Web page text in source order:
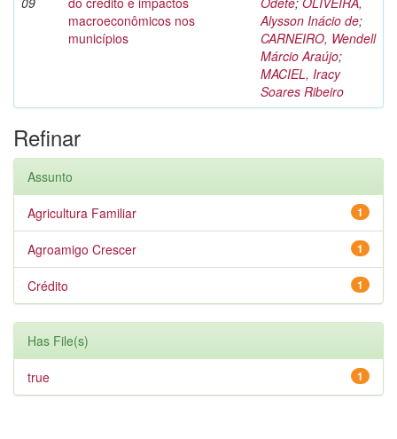
macroeconômicos nos
municípios
Alysson Inácio de;
CARNEIRO, Wendell
Márcio Araújo;
MACIEL, Iracy
Soares Ribeiro
Refinar
Assunto
1
Agricultura Familiar
1
Agroamigo Crescer
1
Crédito
Has File(s)
1
true